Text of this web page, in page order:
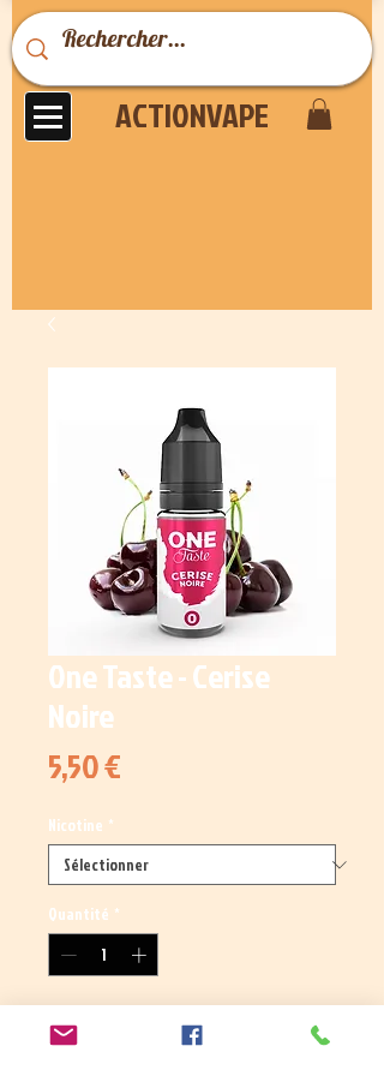
ACTIONVAPE
One Taste - Cerise
Noire
5,50 €Prix
Nicotine *
Quantité *
Ajouter au panier